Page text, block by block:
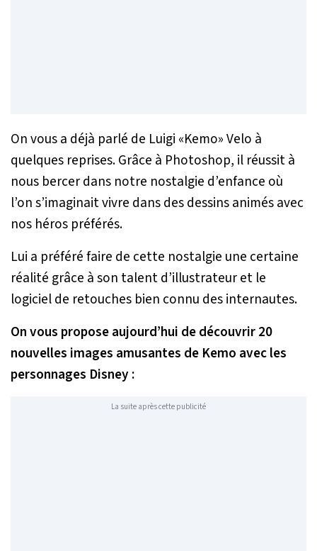
On vous a déjà parlé de Luigi «Kemo» Velo à
quelques reprises. Grâce à Photoshop, il réussit à
nous bercer dans notre nostalgie d’enfance où
l’on s’imaginait vivre dans des dessins animés avec
nos héros préférés.
Lui a préféré faire de cette nostalgie une certaine
réalité grâce à son talent d’illustrateur et le
logiciel de retouches bien connu des internautes.
On vous propose aujourd’hui de découvrir 20
nouvelles images amusantes de Kemo avec les
personnages Disney :
La suite après cette publicité